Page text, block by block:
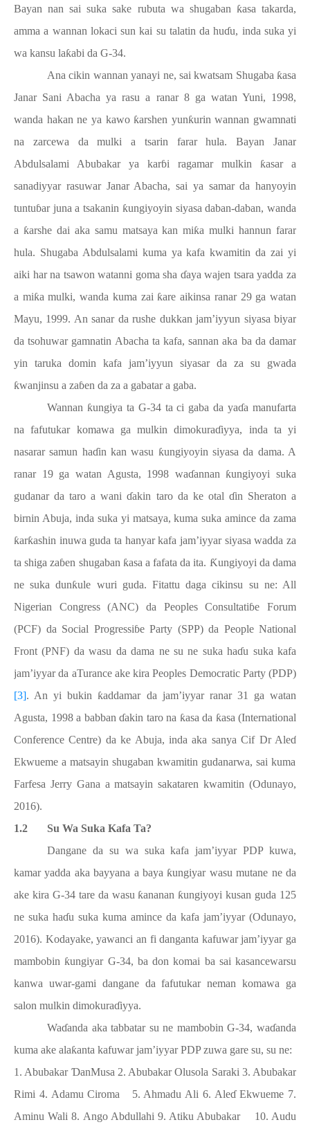
Bayan nan sai suka sake rubuta wa shugaban ƙasa takarda,
amma a wannan lokaci sun kai su talatin da huɗu, inda suka yi
wa kansu laƙabi da G-34.
Ana cikin wannan yanayi ne, sai kwatsam Shugaba ƙasa
Janar Sani Abacha ya rasu a ranar 8 ga watan Yuni, 1998,
wanda hakan ne ya kawoƙarshen yunƙurin wannan gwamnati
na zarcewa da mulki a tsarin farar hula. Bayan Janar
Abdulsalami Abubakar ya karɓi ragamar mulkin ƙasar a
sanadiyyar rasuwar Janar Abacha, sai ya samar da hanyoyin
tuntuɓar juna a tsakanin ƙungiyoyin siyasa daban-daban, wanda
a ƙarshe dai aka samu matsaya kan miƙa mulki hannun farar
hula. Shugaba Abdulsalami kuma ya kafa kwamitin da zai yi
aiki har na tsawon watanni goma sha ɗaya wajen tsara yadda za
a miƙa mulki, wanda kuma zaiƙare aikinsa ranar 29 ga watan
Mayu, 1999. An sanar da rushe dukkan jam’iyyun siyasa biyar
da tsohuwar gamnatin Abacha ta kafa, sannan aka ba da damar
yin taruka domin kafa jam’iyyun siyasar da za su gwada
ƙwanjinsu a zaɓen da za a gabatar a gaba.
Wannan ƙungiya ta G-34 ta ci gaba da yaɗa manufarta
na fafutukar komawa ga mulkin dimokuraɗiyya, inda ta yi
nasarar samun haɗin kan wasu ƙungiyoyin siyasa da dama. A
ranar 19 ga watan Agusta, 1998 waɗannanƙungiyoyi suka
gudanar da taro a waniɗakin taro da ke otal ɗin Sheraton a
birnin Abuja, inda suka yi matsaya, kuma suka amince da zama
ƙarƙashin inuwa guda ta hanyar kafa jam’iyyar siyasa wadda za
ta shiga zaɓen shugaban ƙasa a fafata da ita. Ƙungiyoyi da dama
ne suka dunƙule wuri guda. Fitattu daga cikinsu su ne: All
Nigerian Congress (ANC) da Peoples Consultatiɓe Forum
(PCF) da Social Progressiɓe Party (SPP) da People National
Front (PNF) da wasu da dama ne su ne suka haɗu suka kafa
jam’iyyar da aTurance ake kira Peoples Democratic Party (PDP)
[3]. An yi bukinƙaddamar da jam’iyyar ranar 31 ga watan
Agusta, 1998 a babban ɗakin taro na ƙasa da ƙasa (International
Conference Centre) da ke Abuja, inda aka sanya Cif Dr Aleɗ
Ekwueme a matsayin shugaban kwamitin gudanarwa, sai kuma
Farfesa Jerry Gana a matsayin sakataren kwamitin (Odunayo,
2016).
1.2
Su Wa Suka Kafa Ta?
Dangane da su wa suka kafa jam’iyyar PDP kuwa,
kamar yadda aka bayyana a bayaƙungiyar wasu mutane ne da
ake kira G-34 tare da wasuƙanananƙungiyoyi kusan guda 125
ne suka haɗu suka kuma amince da kafa jam’iyyar (Odunayo,
2016). Kodayake, yawanci an fi danganta kafuwar jam’iyyar ga
mambobinƙungiyar G-34, ba don komai ba sai kasancewarsu
kanwa uwar-gami dangane da fafutukar neman komawa ga
salon mulkin dimokuraɗiyya.
Waɗanda aka tabbatar su ne mambobin G-34, waɗanda
kuma ake alaƙanta kafuwar jam’iyyar PDP zuwa gare su, su ne:
1. Abubakar ƊanMusa 2. Abubakar Olusola Saraki 3. Abubakar
Rimi 4. Adamu Ciroma
5. Ahmadu Ali 6. AleɗEkwueme 7.
Aminu Wali 8. Ango Abdullahi 9. Atiku Abubakar
10. Audu